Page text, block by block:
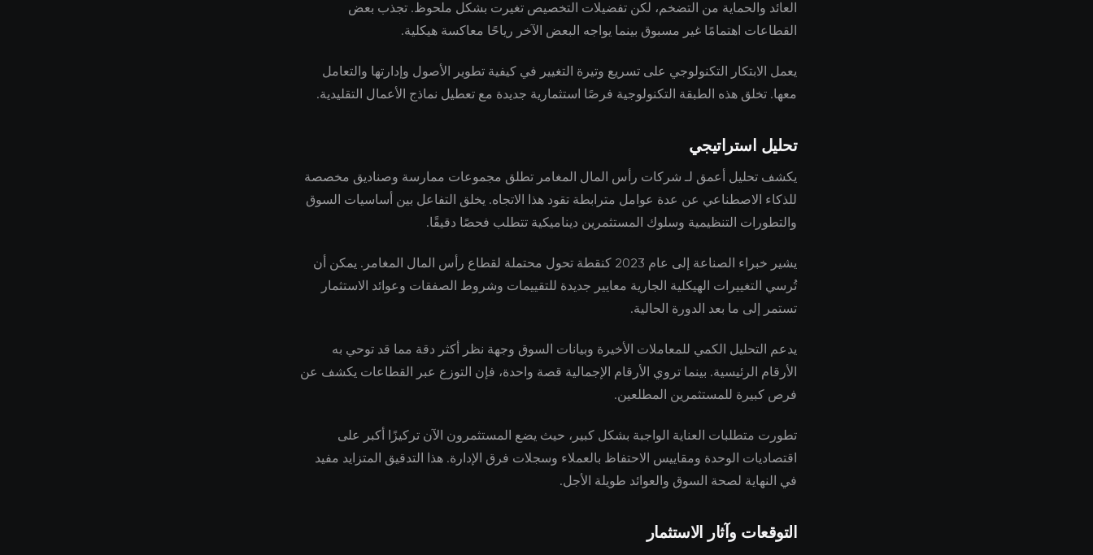
العائد والحماية من التضخم، لكن تفضيلات التخصيص تغيرت بشكل ملحوظ. تجذب بعض
القطاعات اهتمامًا غير مسبوق بينما يواجه البعض الآخر رياحًا معاكسة هيكلية.
يعمل الابتكار التكنولوجي على تسريع وتيرة التغيير في كيفية تطوير الأصول وإدارتها والتعامل
معها. تخلق هذه الطبقة التكنولوجية فرصًا استثمارية جديدة مع تعطيل نماذج الأعمال التقليدية.
تحليل استراتيجي
يكشف تحليل أعمق لـ شركات رأس المال المغامر تطلق مجموعات ممارسة وصناديق مخصصة
للذكاء الاصطناعي عن عدة عوامل مترابطة تقود هذا الاتجاه. يخلق التفاعل بين أساسيات السوق
والتطورات التنظيمية وسلوك المستثمرين ديناميكية تتطلب فحصًا دقيقًا.
يشير خبراء الصناعة إلى عام 2023 كنقطة تحول محتملة لقطاع رأس المال المغامر. يمكن أن
تُرسي التغييرات الهيكلية الجارية معايير جديدة للتقييمات وشروط الصفقات وعوائد الاستثمار
تستمر إلى ما بعد الدورة الحالية.
يدعم التحليل الكمي للمعاملات الأخيرة وبيانات السوق وجهة نظر أكثر دقة مما قد توحي به
الأرقام الرئيسية. بينما تروي الأرقام الإجمالية قصة واحدة، فإن التوزع عبر القطاعات يكشف عن
فرص كبيرة للمستثمرين المطلعين.
تطورت متطلبات العناية الواجبة بشكل كبير، حيث يضع المستثمرون الآن تركيزًا أكبر على
اقتصاديات الوحدة ومقاييس الاحتفاظ بالعملاء وسجلات فرق الإدارة. هذا التدقيق المتزايد مفيد
في النهاية لصحة السوق والعوائد طويلة الأجل.
التوقعات وآثار الاستثمار